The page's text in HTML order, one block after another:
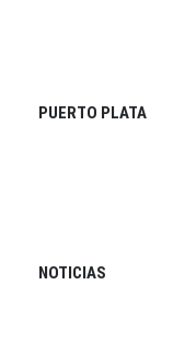
PUERTO PLATA
NOTICIAS